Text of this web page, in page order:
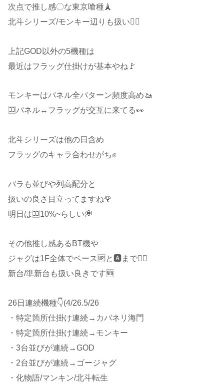
次点で推し感〇な東京喰種🗼
北斗シリーズ/モンキー辺りも扱い🙆‍♂️
上記GOD以外の5機種は
最近はフラッグ仕掛けが基本やね🚩
モンキーはパネル全パターン頻度高め🚤
🈁パネル↔フラッグが交互に来てる👀
北斗シリーズは他の日含め
フラッグのキャラ合わせがち✊
バラも並びや列高配分と
扱いの良さ目立ってますね🌹
明日は🈁10%~らしい💭
その他推し感あるBT機や
ジャグは1F全体でベース🆙と🅰️まで🙆‍♂️
新台/準新台も扱い良きです🆕
26日連続機種👇(4/26.5/26
・特定箇所仕掛け連続→カバネリ海門
・特定箇所仕掛け連続→モンキー
・3台並びが連続→GOD
・2台並びが連続→ゴージャグ
・化物語/マンキン/北斗転生